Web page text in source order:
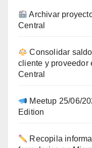
Archivar
Central
Consolidar
cliente y proveedor
Central
Meetup 25/06/
Edition
Recopila